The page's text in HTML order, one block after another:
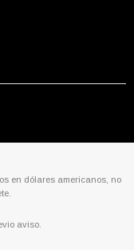
en dólares americanos, no
aviso.